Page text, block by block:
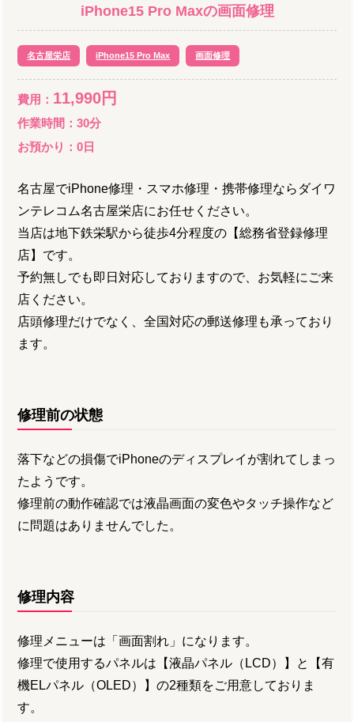
iPhone15 Pro Maxの画面修理
名古屋栄店 iPhone15 Pro Max 画面修理
費用： 11,990円
作業時間：30分
お預かり：0 日
名古屋でiPhone修理・スマホ修理・携帯修理ならダイワ
ンテレコム名古屋栄店にお任せください。
当店は地下鉄栄駅から徒歩4分程度の【総務省登録修理
店】です。
予約無しでも即日対応しておりますので、お気軽にご来
店ください。
店頭修理だけでなく、全国対応の郵送修理も承っており
ます。
修理前の状態
落下などの損傷でiPhoneのディスプレイが割れてしまっ
たようです。
修理前の動作確認では液晶画面の変色やタッチ操作など
に問題はありませんでした。
修理内容
修理メニューは「画面割れ」になります。
修理で使用するパネルは【液晶パネル（LCD）】と【有
機ELパネル（OLED）】の2種類をご用意しておりま
す。